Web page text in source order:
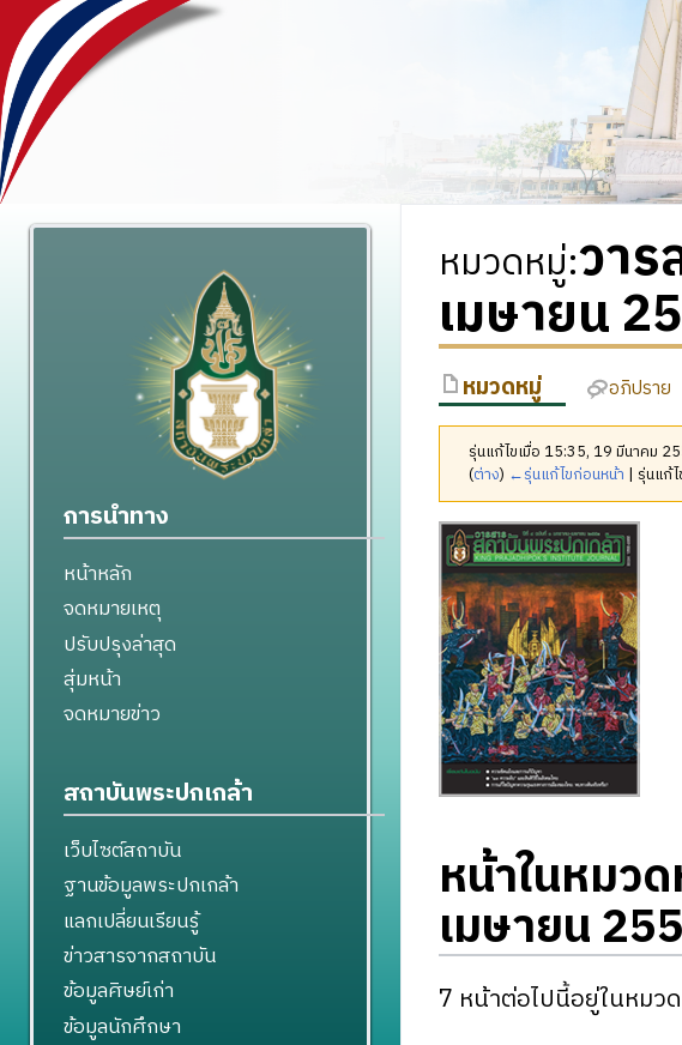
หมวดหมู่:วา
เมษายน
หมวดหมู่ อภิปราย
รุ่นแก้ไขเมื่อ 15:35, 19 มีนาคม
(ต่าง) ←รุ่นแก้ไขก่อนหน้า | รุ่นแก้
หน้าในหมว
เมษายน
7 หน้าต่อไปนี้อยู่ในหม
การนำทาง
หน้าหลัก
จดหมายเหตุ
ปรับปรุงล่าสุด
สุ่มหน้า
จดหมายข่าว
สถาบันพระปกเกล้า
เว็บไซต์สถาบัน
ฐานข้อมูลพระปกเกล้า
แลกเปลี่ยนเรียนรู้
ข่าวสารจากสถาบัน
ข้อมูลศิษย์เก่า
ข้อมูลนักศึกษา